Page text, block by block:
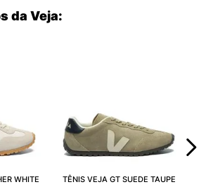
da Veja:
WHITE
TÊNIS VEJA GT SUEDE TAUPE